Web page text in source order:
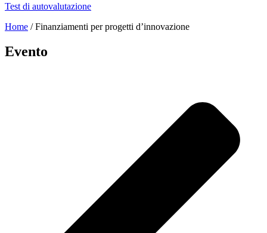
Test di autovalutazione
Home /Finanziamenti per progetti d’innovazione
Evento